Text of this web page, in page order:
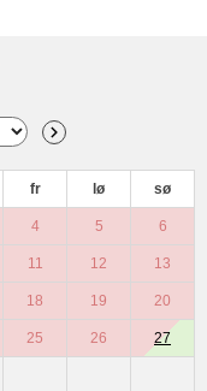
fr lø sø
4 5 6
11 12 13
18 19 20
25 26 27